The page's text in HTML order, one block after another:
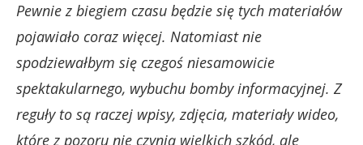
Pewnie z biegiem czasu będzie się tych materiałów
pojawiało coraz więcej. Natomiast nie
spodziewałbym się czegoś niesamowicie
spektakularnego, wybuchu bomby informacyjnej. Z
reguły to są raczej wpisy, zdjęcia, materiały wideo,
które z pozoru nie czynią wielkich szkód, ale